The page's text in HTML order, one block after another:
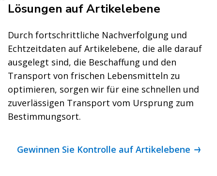
Lösungen auf Artikelebene
Durch fortschrittliche Nachverfolgung und
Echtzeitdaten auf Artikelebene, die alle darauf
ausgelegt sind, die Beschaffung und den
Transport von frischen Lebensmitteln zu
optimieren, sorgen wir für eine schnellen und
zuverlässigen Transport vom Ursprung zum
Bestimmungsort.
Gewinnen Sie Kontrolle auf Artikelebene